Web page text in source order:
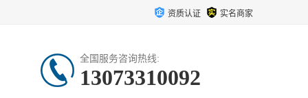
资质认证 实名商家
全国服务咨询热线:
13073310092